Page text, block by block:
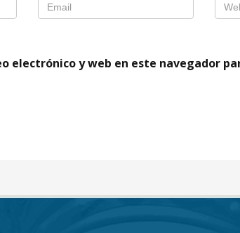
electrónico y web en este navegador